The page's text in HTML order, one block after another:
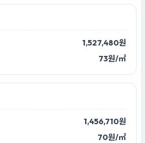
1,527,480원
73원/㎡
1,456,710원
70원/㎡